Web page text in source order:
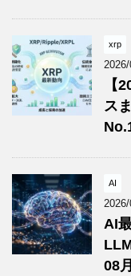
xrp
【
ス
AI
AI
08